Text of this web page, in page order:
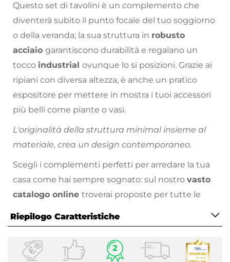
Questo set di tavolini è un complemento che
diventerà subito il punto focale del tuo soggiorno
o della veranda; la sua struttura in robusto
acciaio garantiscono durabilità e regalano un
tocco industrial ovunque lo si posizioni. Grazie ai
ripiani con diversa altezza, è anche un pratico
espositore per mettere in mostra i tuoi accessori
più belli come piante o vasi.
L'originalità della struttura minimal insieme al
materiale, crea un design contemporaneo.
Scegli i complementi perfetti per arredare la tua
casa come hai sempre sognato: sul nostro vasto
catalogo online troverai proposte per tutte le
Riepilogo Caratteristiche
Caratteristiche
Tipologia